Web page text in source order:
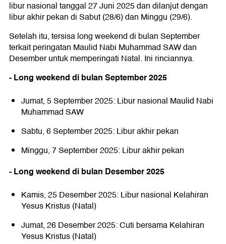
libur nasional tanggal 27 Juni 2025 dan dilanjut dengan
libur akhir pekan di Sabut (28/6) dan Minggu (29/6).
Setelah itu, tersisa long weekend di bulan September
terkait peringatan Maulid Nabi Muhammad SAW dan
Desember untuk memperingati Natal. Ini rinciannya.
- Long weekend di bulan September 2025
Jumat, 5 September 2025: Libur nasional Maulid Nabi
Muhammad SAW
Sabtu, 6 September 2025: Libur akhir pekan
Minggu, 7 September 2025: Libur akhir pekan
- Long weekend di bulan Desember 2025
Kamis, 25 Desember 2025: Libur nasional Kelahiran
Yesus Kristus (Natal)
Jumat, 26 Desember 2025: Cuti bersama Kelahiran
Yesus Kristus (Natal)